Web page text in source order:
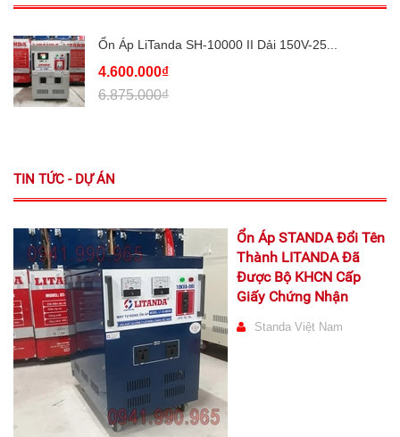
Ổn Áp LiTanda SH-10000 II Dải 150V-25...
4.600.000₫
6.875.000₫
TIN TỨC - DỰ ÁN
Ổn Áp STANDA Đổi Tên
Thành LITANDA Đã
Được Bộ KHCN Cấp
Giấy Chứng Nhận
Standa Việt Nam